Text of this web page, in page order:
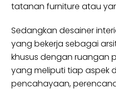
tatanan furniture atau
Sedangkan desainer
yang bekerja sebagai
khusus dengan ruangan
yang meliputi tiap aspek
pencahayaan,